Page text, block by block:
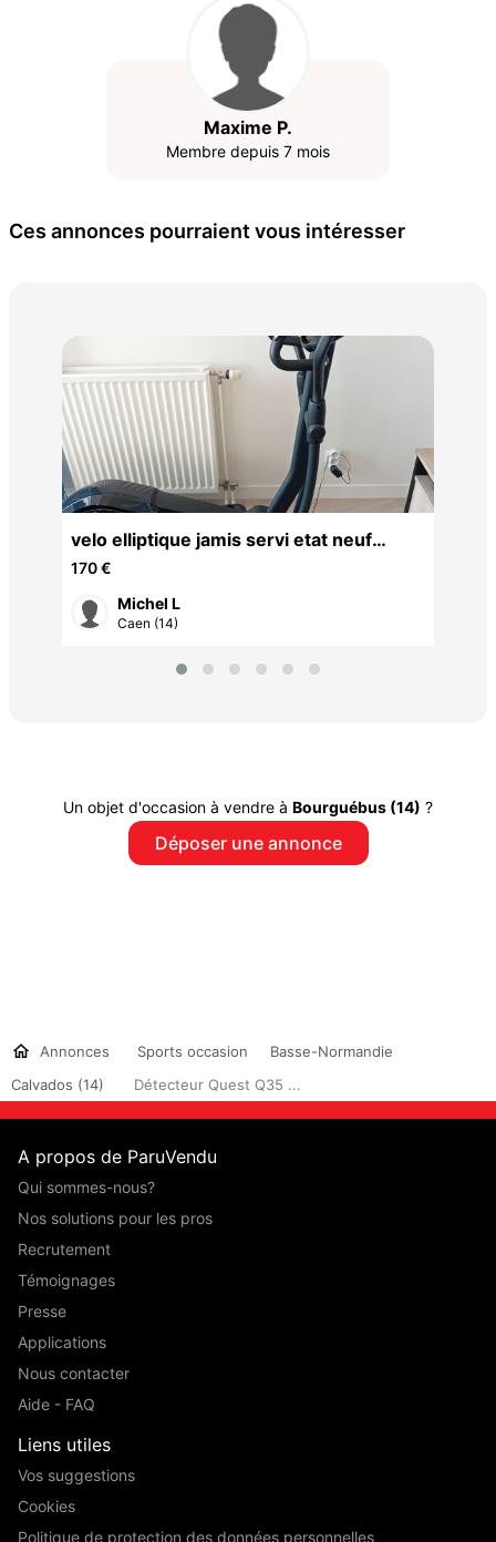
Maxime P.
Membre depuis 7 mois
Ces annonces pourraient vous intéresser
velo elliptique jamis servi etat neuf
170 €
Michel L
Caen (14)
Un objet d'occasion à vendre à Bourguébus (14) ?
Déposer une annonce
Annonces Sports occasion
Basse-Normandie
Calvados (14)
Détecteur Quest Q35 ...
A propos de ParuVendu
Qui sommes-nous?
Nos solutions pour les pros
Recrutement
Témoignages
Presse
Applications
Nous contacter
Aide - FAQ
Liens utiles
Vos suggestions
Cookies
Politique de protection des données personnelles